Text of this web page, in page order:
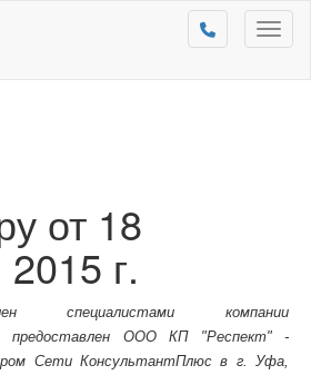
от 18
г.
специалистами компании
предоставлен ООО КП "Респект" -
Сети КонсультантПлюс в г. Уфа,